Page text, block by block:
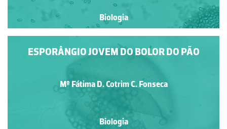
Biologia
ESPORÂNGIO JOVEM DO BOLOR DO PÃO
Mº Fátima D. Cotrim C. Fonseca
Biologia